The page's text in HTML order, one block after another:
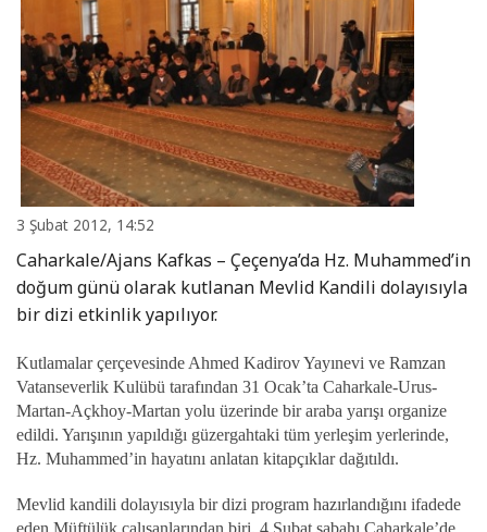
3 Şubat 2012, 14:52
Caharkale/Ajans Kafkas – Çeçenya’da Hz. Muhammed’in
doğum günü olarak kutlanan Mevlid Kandili dolayısıyla
bir dizi etkinlik yapılıyor.
Kutlamalar çerçevesinde Ahmed Kadirov Yayınevi ve Ramzan
Vatanseverlik Kulübü tarafından 31 Ocak’ta Caharkale-Urus-
Martan-Açkhoy-Martan yolu üzerinde bir araba yarışı organize
edildi. Yarışının yapıldığı güzergahtaki tüm yerleşim yerlerinde,
Hz. Muhammed’in hayatını anlatan kitapçıklar dağıtıldı.
Mevlid kandili dolayısıyla bir dizi program hazırlandığını ifadede